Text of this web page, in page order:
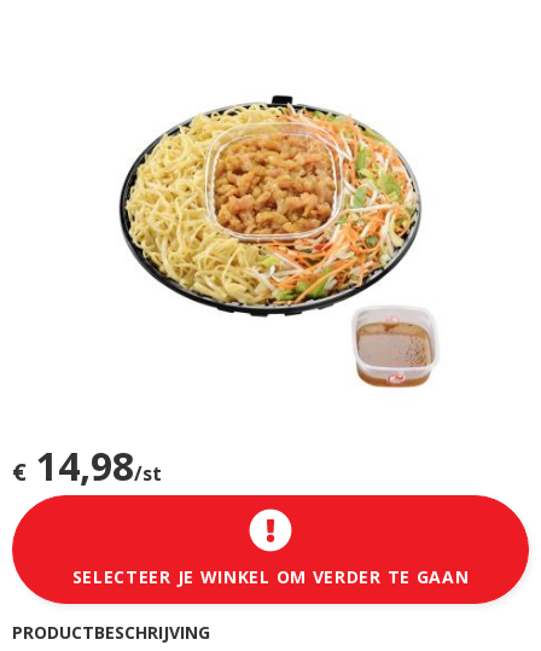
€ 14,98/st
SELECTEER JE WINKEL OM VERDER TE GAAN
PRODUCTBESCHRIJVING